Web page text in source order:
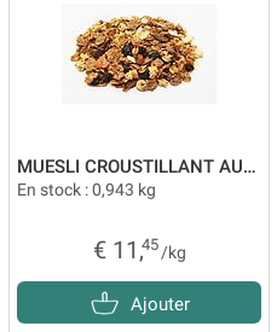
MUESLI CROUSTILLANT AUX FRUITS VRAC
En stock : 0,943 kg
€ 11,45 /kg
Ajouter